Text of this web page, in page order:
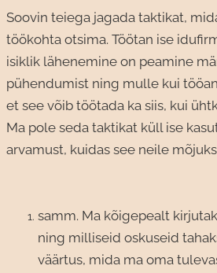
Soovin teiega jagada taktikat,
töökohta otsima. Töötan ise
isiklik lähenemine on peamine
pühendumist ning mulle kui
et see võib töötada ka siis, kui
Ma pole seda taktikat küll ise
arvamust, kuidas see neile
samm. Ma kõigepealt
ning milliseid oskuseid
väärtus, mida ma oma